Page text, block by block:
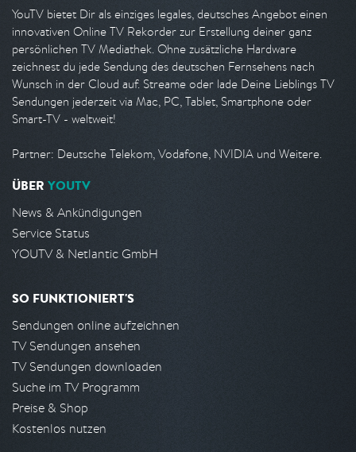
YouTV bietet Dir als einziges legales, deutsches Angebot einen
innovativen Online TV Rekorder zur Erstellung deiner ganz
persönlichen TV Mediathek. Ohne zusätzliche Hardware
zeichnest du jede Sendung des deutschen Fernsehens nach
Wunsch in der Cloud auf. Streame oder lade Deine Lieblings TV
Sendungen jederzeit via Mac, PC, Tablet, Smartphone oder
Smart-TV - weltweit!
Partner: Deutsche Telekom, Vodafone, NVIDIA und Weitere.
ÜBER YOUTV
News & Ankündigungen
Service Status
YOUTV & Netlantic GmbH
SO FUNKTIONIERT'S
Sendungen online aufzeichnen
TV Sendungen ansehen
TV Sendungen downloaden
Suche im TV Programm
Preise & Shop
Kostenlos nutzen